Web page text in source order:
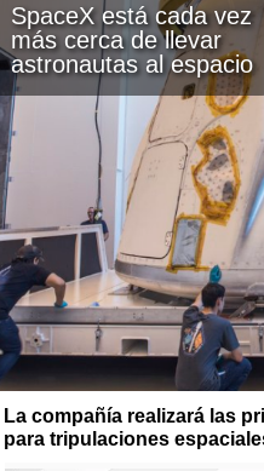
SpaceX está cada vez
más cerca de llevar
astronautas al espacio
La compañía realizará las
para tripulaciones